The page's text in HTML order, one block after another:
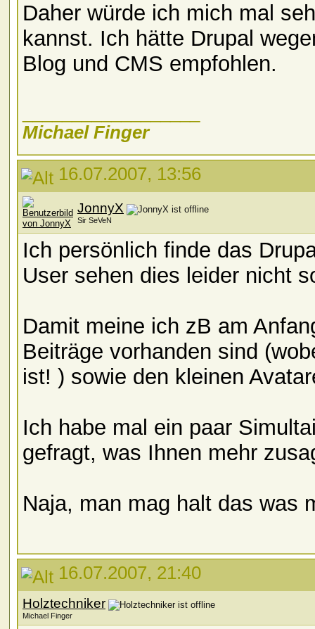
Daher würde ich mich mal
kannst. Ich hätte Drupal
Blog und CMS empfohlen.
Michael Finger
16.07.2007, 13:56
JonnyX
Sir SeVeN
Ich persönlich finde das
User sehen dies leider nicht
Damit meine ich zB am
Beiträge vorhanden sind
ist! ) sowie den kleinen
Ich habe mal ein paar
gefragt, was Ihnen mehr
Naja, man mag halt das was
16.07.2007, 21:40
Holztechniker
Michael Finger